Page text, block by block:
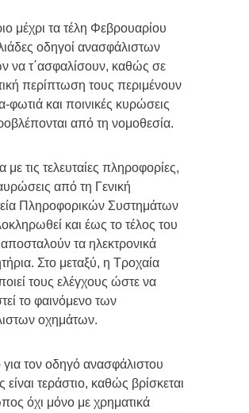
μέχρι τα τέλη Φεβρουαρίου
οδηγοί ανασφάλιστων
να τ΄ασφαλίσουν, καθώς σε
περίπτωση τους περιμένουν
φωτιά και ποινικές κυρώσεις
από τη νομοθεσία.
τις τελευταίες πληροφορίες,
από τη Γενική
Πληροφορικών Συστημάτων
και έως το τέλος του
τα ηλεκτρονικά
Στο μεταξύ, η Τροχαία
τους ελέγχους ώστε να
το φαινόμενο των
οχημάτων.
για τον οδηγό ανασφάλιστου
είναι τεράστιο, καθώς βρίσκεται
όχι μόνο με χρηματικά